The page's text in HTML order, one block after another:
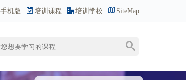
手机版 培训课程 培训学校 SiteMap